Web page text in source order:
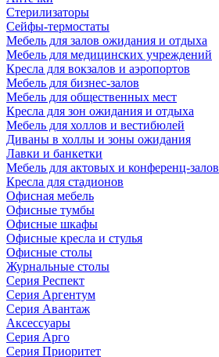
Стерилизаторы
Сейфы-термостаты
Мебель для залов ожидания и отдыха
Мебель для медицинских учреждений
Кресла для вокзалов и аэропортов
Мебель для бизнес-залов
Мебель для общественных мест
Кресла для зон ожидания и отдыха
Мебель для холлов и вестибюлей
Диваны в холлы и зоны ожидания
Лавки и банкетки
Мебель для актовых и конференц-залов
Кресла для стадионов
Офисная мебель
Офисные тумбы
Офисные шкафы
Офисные кресла и стулья
Офисные столы
Журнальные столы
Серия Респект
Серия Аргентум
Серия Авантаж
Аксессуары
Серия Арго
Серия Приоритет